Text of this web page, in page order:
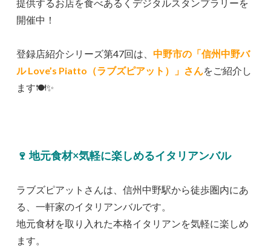
提供するお店を食べあるくデジタルスタンプラリーを
開催中！
登録店紹介シリーズ第47回は、中野市の 「信州中野バ
ル Love’s Piatto（ラブズピアット）」 さんをご紹介し
ます🍽✨
🍷 地元食材×気軽に楽しめるイタリアンバル
ラブズピアットさんは、信州中野駅から徒歩圏内にあ
る、一軒家のイタリアンバルです。
地元食材を取り入れた本格イタリアンを気軽に楽しめ
ます。